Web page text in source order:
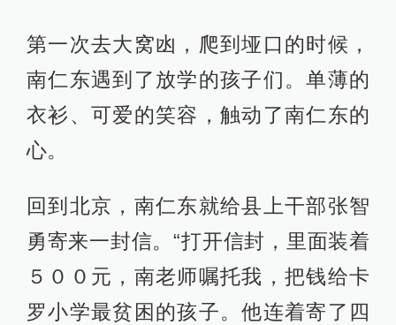
第一次去大窝凼，爬到垭口的时候，
南仁东遇到了放学的孩子们。单薄的
衣衫、可爱的笑容，触动了南仁东的
心。
回到北京，南仁东就给县上干部张智
勇寄来一封信。“打开信封，里面装着
５００元，南老师嘱托我，把钱给卡
罗小学最贫困的孩子。他连着寄了四